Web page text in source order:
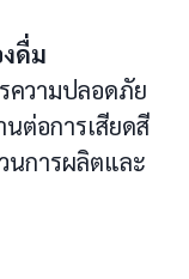
ดื่ม
ความปลอดภัย
ต่อการเสียดสี
นการผลิตและ